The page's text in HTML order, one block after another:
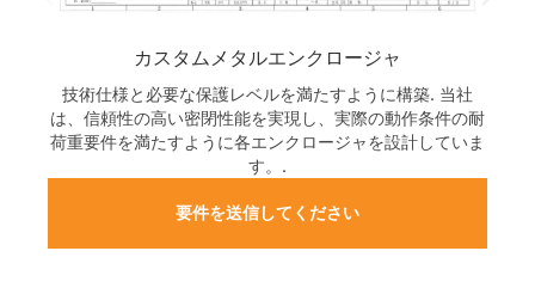
カスタムメタルエンクロージャ
技術仕様と必要な保護レベルを満たすように構築. 当社
は、信頼性の高い密閉性能を実現し、実際の動作条件の耐
荷重要件を満たすように各エンクロージャを設計していま
す。.
要件を送信してください